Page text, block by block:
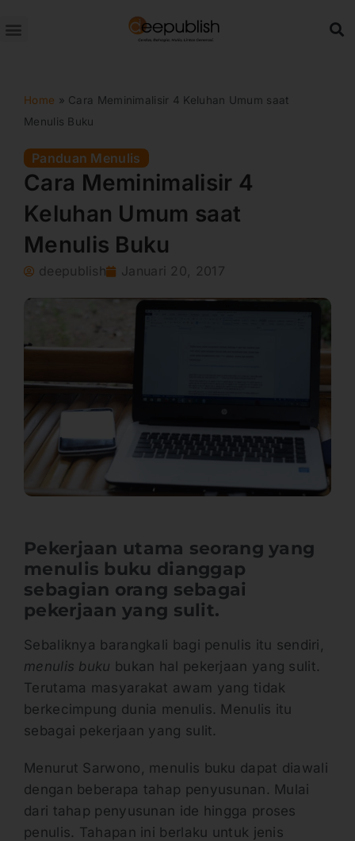
ke
Home » Cara Meminimalisir 4 Keluhan Umum saat
Menulis Buku
Panduan Menulis
Cara Meminimalisir 4
Keluhan Umum saat
Menulis Buku
deepublish Januari 20, 2017
Pekerjaan utama seorang yang
menulis buku dianggap
sebagian orang sebagai
pekerjaan yang sulit.
Sebaliknya barangkali bagi penulis itu sendiri,
menulis buku bukan hal pekerjaan yang sulit.
Terutama masyarakat awam yang tidak
berkecimpung dunia menulis. Menulis itu
sebagai pekerjaan yang sulit.
Menurut Sarwono, menulis buku dapat diawali
dengan beberapa tahap penyusunan. Mulai
dari tahap penyusunan ide hingga proses
penulis. Tahapan ini berlaku untuk jenis